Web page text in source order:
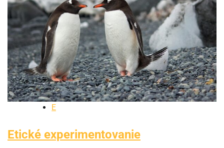
E
Etické experimentovanie